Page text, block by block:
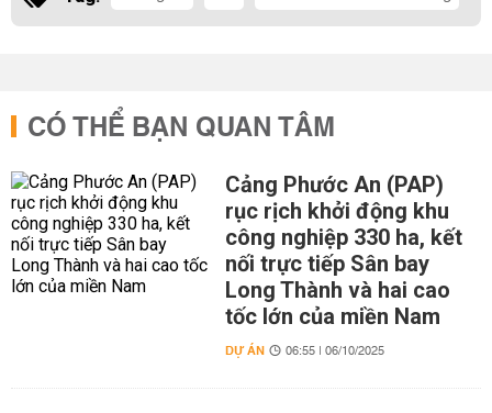
CÓ THỂ BẠN QUAN TÂM
Cảng Phước An (PAP)
rục rịch khởi động khu
công nghiệp 330 ha, kết
nối trực tiếp Sân bay
Long Thành và hai cao
tốc lớn của miền Nam
DỰ ÁN 06:55 | 06/10/2025